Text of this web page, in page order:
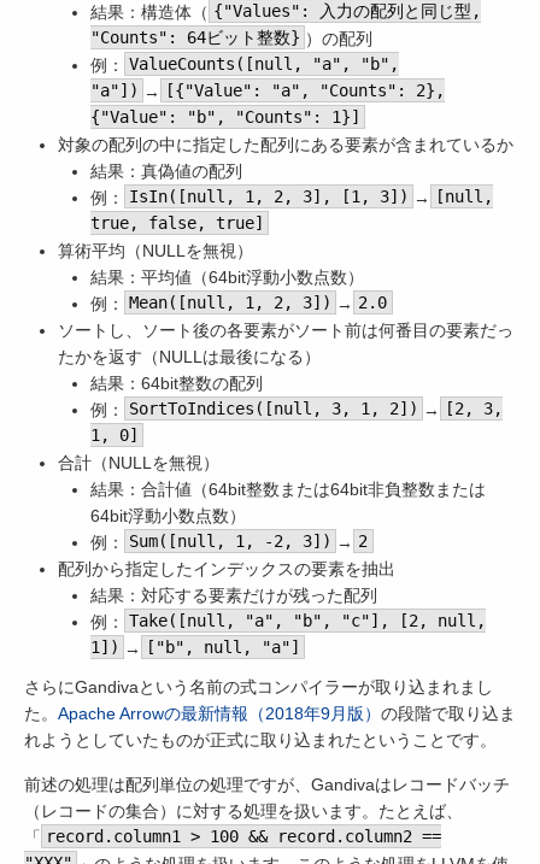
結果：構造体（ {"Values": 入力の配列と同じ型,
"Counts": 64ビット整数} ）の配列
例：
ValueCounts([null, "a", "b",
"a"]) →
[{"Value": "a", "Counts": 2},
{"Value": "b", "Counts": 1}]
対象の配列の中に指定した配列にある要素が含まれているか
結果：真偽値の配列
例：
IsIn([null, 1, 2, 3], [1, 3]) →
[null,
true, false, true]
算術平均（NULLを無視）
結果：平均値（64bit浮動小数点数）
例：
Mean([null, 1, 2, 3]) → 2.0
ソートし、ソート後の各要素がソート前は何番目の要素だっ
たかを返す（NULLは最後になる）
結果：64bit整数の配列
例：
SortToIndices([null, 3, 1, 2]) →
[2, 3,
1, 0]
合計（NULLを無視）
結果：合計値（64bit整数または64bit非負整数または
64bit浮動小数点数）
例：
Sum([null, 1, -2, 3]) → 2
配列から指定したインデックスの要素を抽出
結果：対応する要素だけが残った配列
例：
Take([null, "a", "b", "c"], [2, null,
1]) →
["b", null, "a"]
さらにGandivaという名前の式コンパイラーが取り込まれまし
た。 Apache Arrowの最新情報（2018年9月版） の段階で取り込ま
れようとしていたものが正式に取り込まれたということです。
前述の処理は配列単位の処理ですが、Gandivaはレコードバッチ
（レコードの集合）に対する処理を扱います。たとえば、
「 record.column1 > 100 && record.column2 ==